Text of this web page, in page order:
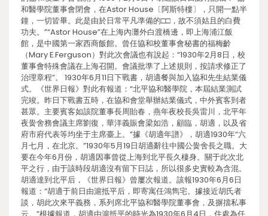
和醫學院董事會閉會，在Astor House〔阿斯特樓〕，只開一點半
鐘，一切皆畢。此是由於日常平凡準備的□□，故不須姑且的白費
功夫。”“Astor House”在上海內灘外白渡橋邊，即上海浦江飯
館，是中國第一家西商飯館。曾任協和校董事會秘書的福梅齡
（Mary E.Ferguson）對此次會議也有說起：“1930年2月8日，校
董事會特殊會議在上海召開。會議批準了上述規則，按請求修正了
治理章程”。 1930年6月11日下戰書，胡適餐與加入協和先生結業儀
式。《世界日報》對此有報道：“北平協和醫學院，本屆結業測試
完竣。昨日下戰書五時，在協和會堂舉辦結業儀式，中外賓客到者
甚眾。主要賓客如該院董事長周貽春，燕年夜校長吳雷川，北平年
夜黌舍務會議主席劉復，華洋義賑會梁如浩，顧臨，胡適，以及省
府市府代表等均坐于主席臺上。”據《胡適年譜》，胡適1930年“六
月七月，在北京。”1930年5月19日胡適辭往中國公黌舍長之職。大
要在今年6月份，胡適因事曾從上海到北平長久棲身。關于此次北
平之行，由于該時段胡適沒有留下日誌，所以很多史實較為含混。
胡適達到北平后，《世界日報》曾屢次報道。該報1930年6月6日
報道：“胡適于前日由滬抵平后，即寄寓任鴻雋宅。據接近胡氏者
談，胡此次來平義務，系列席北平協和醫學院董事會，及摒擋私事
云。”根據報道，胡適由滬抵平的時光為1930年6月4日，住處為任